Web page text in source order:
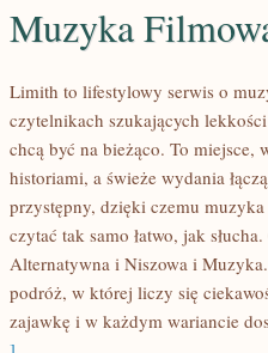
Muzyka
Limith to lifestylowy serwis o
czytelnikach szukających
chcą być na bieżąco. To
historiami, a świeże wydania
przystępny, dzięki czemu
czytać tak samo łatwo, jak
Alternatywna i Niszowa i
podróż, w której liczy się
zajawkę i w każdym wariancie